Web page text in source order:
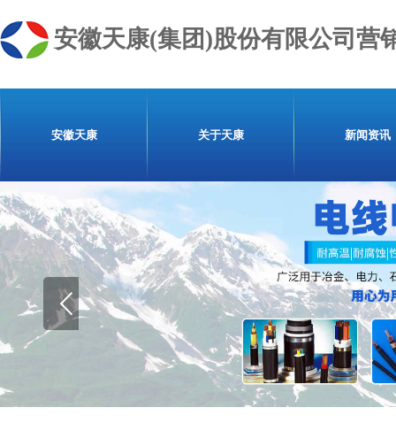
安徽天康(集团)股份有限公司营
安徽天康 关于天康 新闻资讯